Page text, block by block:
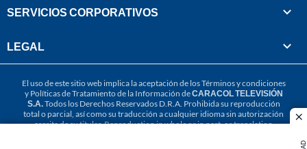
SERVICIOS CORPORATIVOS
LEGAL
El uso de este sitio web implica la aceptación de losTérminos y condiciones
y Políticas de Tratamiento de la Información deCARACOL TELEVISIÓN
S.A.Todos los Derechos Reservados D.R.A. Prohibida su reproducción
total o parcial, así como su traducción a cualquier idioma sin autorización
escrita de su titular. Reproduction in whole or in part, or translation